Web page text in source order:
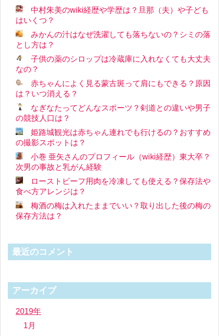
中村朱美のwiki経歴や学歴は？旦那（夫）や子ども
はいくつ？
みかんの汁はなぜ洗濯しても落ちないの？シミの落
とし方は？
子供の薬のシロップは冷蔵庫に入れなくても大丈夫
なの？
赤ちゃんによく見る蒙古斑って肩にもできる？原因
は？いつ消える？
なぎなたってどんなスポーツ？剣道との違いや男子
の競技人口は？
姫路城観光は赤ちゃん連れでも行けるの？おすすめ
の撮影スポットは？
小巻 亜矢さんのプロフィール（wiki経歴）東大卒？
次男の事故と乳がん経験
ローストビーフ用肉を冷凍しても使える？保存法や
食べ方アレンジは？
梅酒の梅は入れたままでいい？取り出した後の梅の
保存方法は？
最近のコメント
アーカイブ
2019年
1月